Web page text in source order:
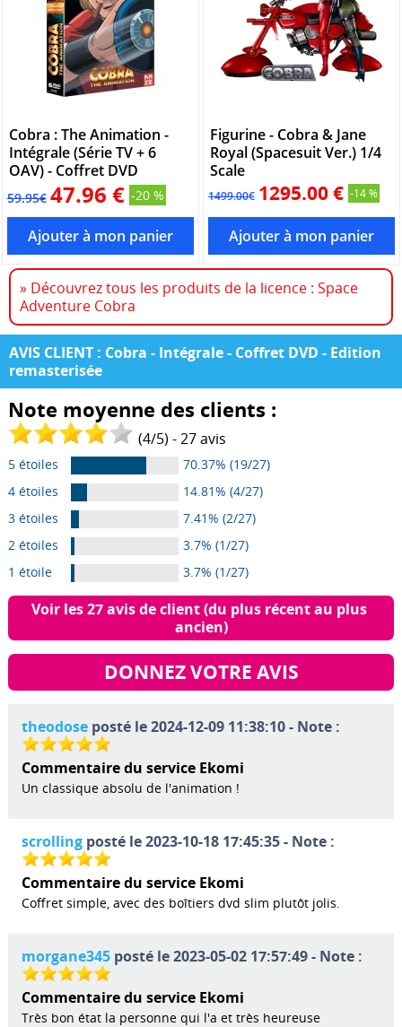
Cobra : The Animation -
Intégrale (Série TV + 6
OAV) - Coffret DVD
59.95€ 47.96 € -20 %
Figurine - Cobra & Jane
Royal (Spacesuit Ver.) 1/4
Scale
1499.00€ 1295.00 € -14 %
» Découvrez tous les produits de la licence : Space
Adventure Cobra
AVIS CLIENT : Cobra - Intégrale - Coffret DVD - Edition
remasterisée
Note moyenne des clients :
(4/5) -27avis
5 étoiles
70.37% (19/27)
4 étoiles
14.81% (4/27)
3 étoiles
7.41% (2/27)
2 étoiles
3.7% (1/27)
1 étoile
3.7% (1/27)
Voir les 27 avis de client (du plus récent au plus
ancien)
DONNEZ VOTRE AVIS
theodoseposté le 2024-12-09 11:38:10 - Note :
Commentaire du service Ekomi
Un classique absolu de l'animation !
scrollingposté le 2023-10-18 17:45:35 - Note :
Commentaire du service Ekomi
Coffret simple, avec des boîtiers dvd slim plutôt jolis.
morgane345posté le 2023-05-02 17:57:49 - Note :
Commentaire du service Ekomi
Très bon état la personne qui l'a et très heureuse